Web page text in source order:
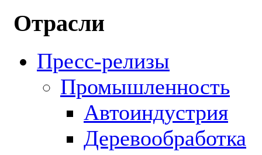
Отрасли
Пресс-релизы
Промышленность
Автоиндустрия
Деревообработка